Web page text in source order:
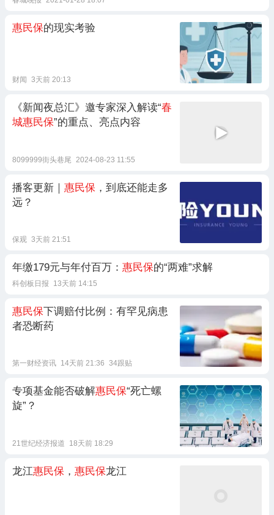
惠民保的现实考验
财闻 3天前 20:13
《新闻夜总汇》邀专家深入解读“春
城惠民保”的重点、亮点内容
8099999街头巷尾 2024-08-23 11:55
播客更新｜ 惠民保 ，到底还能走多
远？
保观 3天前 21:51
年缴179元与年付百万： 惠民保的“两难”求解
科创板日报 13天前 14:15
惠民保下调赔付比例：有罕见病患
者恐断药
第一财经资讯 14天前 21:36 34跟贴
专项基金能否破解惠民保“死亡螺
旋”？
21世纪经济报道 18天前 18:29
龙江惠民保 ， 惠民保龙江